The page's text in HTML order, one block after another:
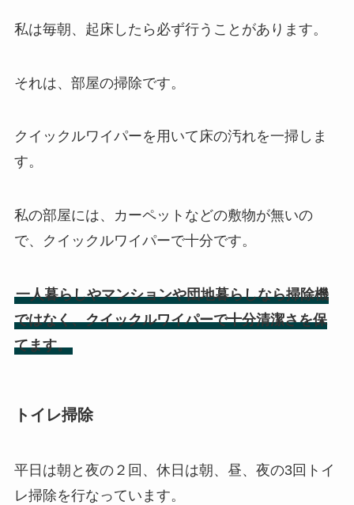
私は毎朝、起床したら必ず行うことがあります。
それは、部屋の掃除です。
クイックルワイパーを用いて床の汚れを一掃しま
す。
私の部屋には、カーペットなどの敷物が無いの
で、クイックルワイパーで十分です。
一人暮らしやマンションや団地暮らしなら掃除機
ではなく、クイックルワイパーで十分清潔さを保
てます。
トイレ掃除
平日は朝と夜の２回、休日は朝、昼、夜の3回トイ
レ掃除を行なっています。